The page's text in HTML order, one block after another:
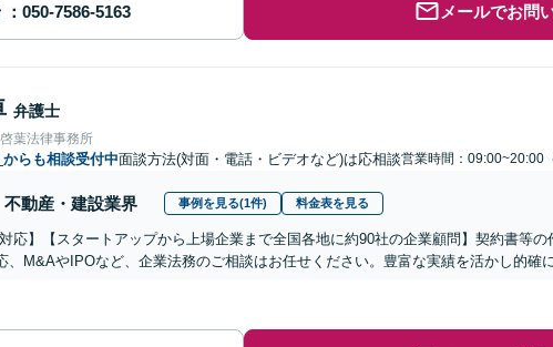
メールでお問
弁護士
葉法律事務所
からも相談受付中面談方法(対面・電話・ビデオなど)は応相談営業時間：09:00~20:00
不動産・建設業界 事例を見る(1件) 料金表を見る
対応】【スタートアップから上場企業まで全国各地に約90社の企業顧問】契約書等
、M&AやIPOなど、企業法務のご相談はお任せください。豊富な実績を活かし的確